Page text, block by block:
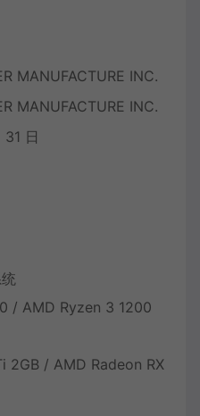
MANUFACTURE INC.
MANUFACTURE INC.
日
/ AMD Ryzen 3 1200
2GB / AMD Radeon RX